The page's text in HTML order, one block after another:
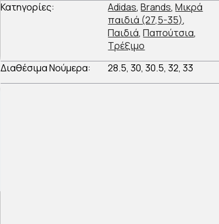
Κατηγορίες:
Adidas,Brands,Μικρά
παιδιά (27,5-35),
Παιδιά,Παπούτσια,
Τρέξιμο
Διαθέσιμα Νούμερα:
28.5, 30, 30.5, 32, 33